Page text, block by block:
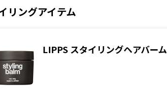
リングアイテム
LIPPS スタイリングヘアバーム